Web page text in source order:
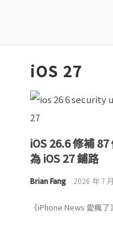
iOS 27
iOS 26.6 修補
為 iOS 27 鋪路
Brian Fang 2026 年 7
《iPhone News 愛瘋